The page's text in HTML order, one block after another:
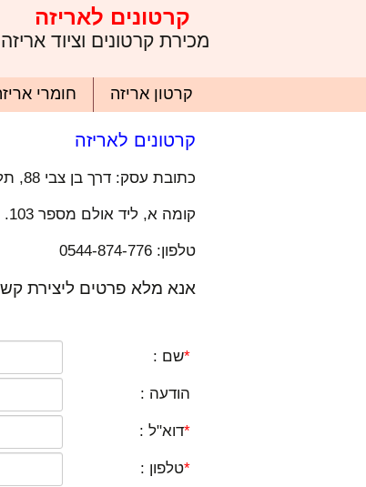
קניית קרטונים לאריזה | יצירת קשר | כתובת, טלפון
קרטונים לאריזה
מכירת קרטונים וציוד
קרטון אריזה חומרי
קרטונים לאריזה
כתובת עסק: דרך בן צבי 88, תל אביב יפו.
קומה א, ליד אולם מספר 103.
טלפון: 0544-874-776
אנא מלא פרטים ליצירת
*שם :
הודעה :
*דוא"ל :
*טלפון :